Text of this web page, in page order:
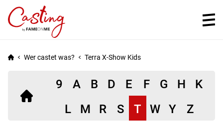
Wer castet was? Terra X-Show Kids
Einträge
9 A B D E F G H
K
L
M R S T W Y Z